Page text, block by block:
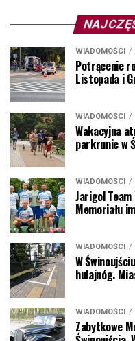
WIADOMOŚCI
Potrącenie
Listopada i
WIADOMOŚCI
Wakacyjna
parkrunie w
WIADOMOŚCI
Jarigol
Memoriału
WIADOMOŚCI
W
hulajnóg.
WIADOMOŚCI
Zabytkowe